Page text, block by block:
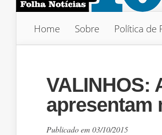
Home Sobre Política de
VALINHOS:
apresentam
Publicado em 03/10/2015